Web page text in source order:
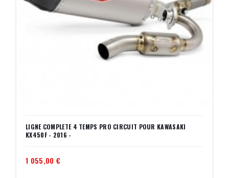
LIGNE COMPLETE 4 TEMPS PRO CIRCUIT POUR KAWASAKI
KX450F - 2016 -
1 055,00 €